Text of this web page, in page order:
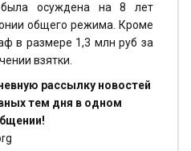
осуждена на 8 лет
общего режима. Кроме
в размере 1,3 млн руб за
взятки.
рассылку новостей
тем дня в одном